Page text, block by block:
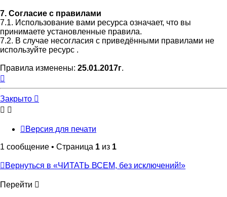
7. Согласие с правилами
7.1. Использование вами ресурса означает, что вы
принимаете установленные правила.
7.2. В случае несогласия с приведёнными правилами не
используйте ресурс .
Правила изменены: 25.01.2017г.
Закрыто
Версия для печати
1 сообщение • Страница 1 из 1
Вернуться в «ЧИТАТЬ ВСЕМ, без исключений!»
Перейти